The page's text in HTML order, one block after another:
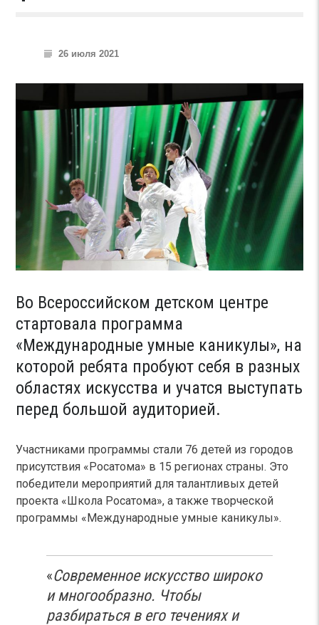
26 июля 2021
Во Всероссийском детском центре
стартовала программа
«Международные умные каникулы», на
которой ребята пробуют себя в разных
областях искусства и учатся выступать
перед большой аудиторией.
Участниками программы стали 76 детей из городов
присутствия «Росатома» в 15 регионах страны. Это
победители мероприятий для талантливых детей
проекта «Школа Росатома», а также творческой
программы «Международные умные каникулы».
«Современное искусство широко
и многообразно. Чтобы
разбираться в его течениях и